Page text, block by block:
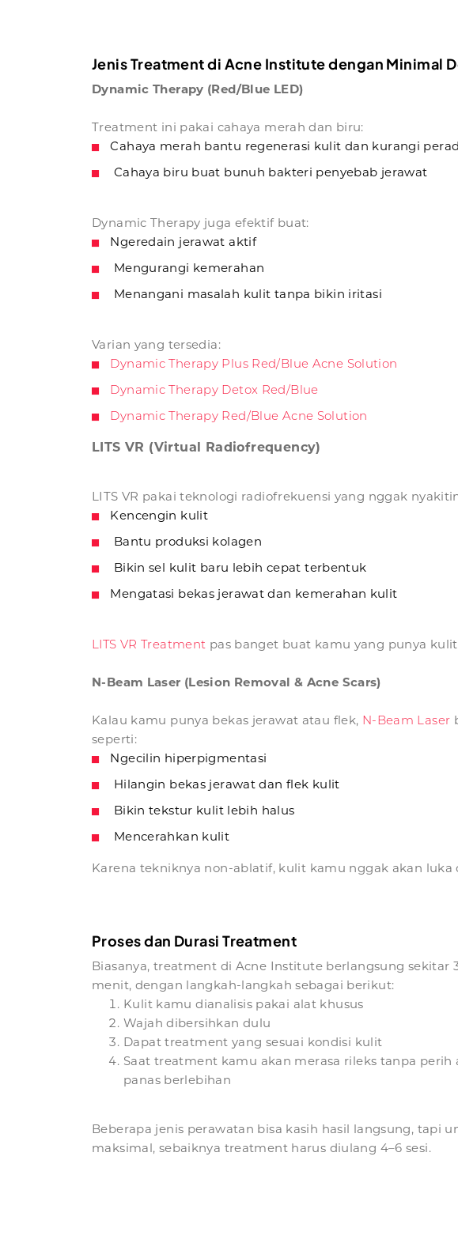
Jenis Treatment di Acne Institute dengan Minimal
Dynamic Therapy (Red/Blue LED)
Treatment ini pakai cahaya merah dan biru:
Cahaya merah bantu regenerasi kulit dan kurangi
Cahaya biru buat bunuh bakteri penyebab jerawat
Dynamic Therapy juga efektif buat:
Ngeredain jerawat aktif
Mengurangi kemerahan
Menangani masalah kulit tanpa bikin iritasi
Varian yang tersedia:
Dynamic Therapy Plus Red/Blue Acne Solution
Dynamic Therapy Detox Red/Blue
Dynamic Therapy Red/Blue Acne Solution
LITS VR (Virtual Radiofrequency)
LITS VR pakai teknologi radiofrekuensi yang nggak
Kencengin kulit
Bantu produksi kolagen
Bikin sel kulit baru lebih cepat terbentuk
Mengatasi bekas jerawat dan kemerahan kulit
LITS VR Treatment pas banget buat kamu yang punya
N-Beam Laser (Lesion Removal & Acne Scars)
Kalau kamu punya bekas jerawat atau flek, N-Beam Laser
seperti:
Ngecilin hiperpigmentasi
Hilangin bekas jerawat dan flek kulit
Bikin tekstur kulit lebih halus
Mencerahkan kulit
Karena tekniknya non-ablatif, kulit kamu nggak akan luka
Proses dan Durasi Treatment
Biasanya, treatment di Acne Institute berlangsung sekitar
menit, dengan langkah-langkah sebagai berikut:
Kulit kamu dianalisis pakai alat khusus
Wajah dibersihkan dulu
Dapat treatment yang sesuai kondisi kulit
Saat treatment kamu akan merasa rileks tanpa perih
panas berlebihan
Beberapa jenis perawatan bisa kasih hasil langsung, tapi
maksimal, sebaiknya treatment harus diulang 4–6 sesi.